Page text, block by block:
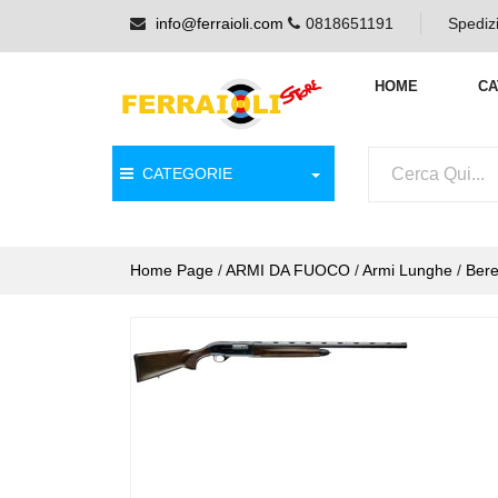
info@ferraioli.com 0818651191
HOME
CATEGORIE
Home Page /ARMI DA FUOCO /Armi Lunghe /